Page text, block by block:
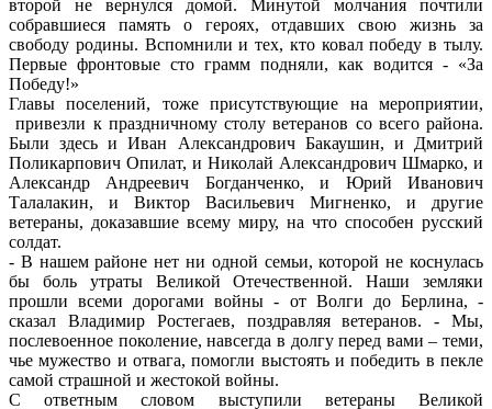
второй не вернулся домой. Минутой молчания почтили
собравшиеся память о героях, отдавших свою жизнь за
свободу родины. Вспомнили и тех, кто ковал победу в тылу.
Первые фронтовые сто грамм подняли, как водится - «За
Победу!»
Главы поселений, тоже присутствующие на мероприятии,
привезли к праздничному столу ветеранов со всего района.
Были здесь и Иван Александрович Бакаушин, и Дмитрий
Поликарпович Опилат, и Николай Александрович Шмарко, и
Александр Андреевич Богданченко, и Юрий Иванович
Талалакин, и Виктор Васильевич Мигненко, и другие
ветераны, доказавшие всему миру, на что способен русский
солдат.
- В нашем районе нет ни одной семьи, которой не коснулась
бы боль утраты Великой Отечественной. Наши земляки
прошли всеми дорогами войны - от Волги до Берлина, -
сказал Владимир Ростегаев, поздравляя ветеранов. - Мы,
послевоенное поколение, навсегда в долгу перед вами – теми,
чье мужество и отвага, помогли выстоять и победить в пекле
самой страшной и жестокой войны.
С ответным словом выступили ветераны Великой